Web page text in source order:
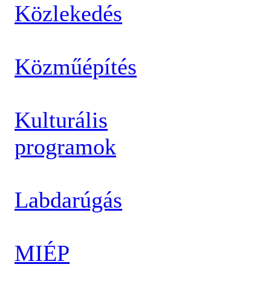
Közlekedés
Közműépítés
Kulturális
programok
Labdarúgás
MIÉP